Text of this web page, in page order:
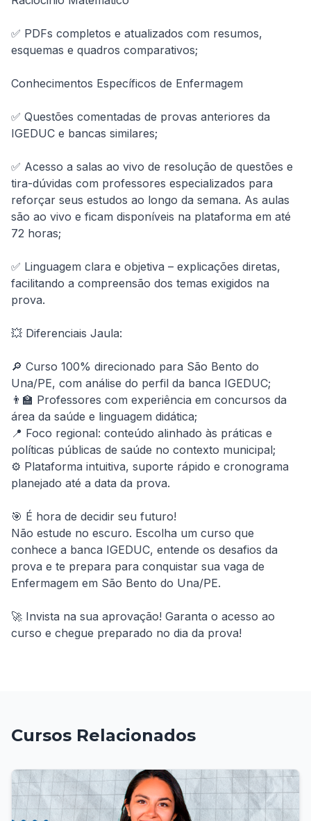
✅ PDFs completos e atualizados com resumos,
esquemas e quadros comparativos;
Conhecimentos Específicos de Enfermagem
✅ Questões comentadas de provas anteriores da
IGEDUC e bancas similares;
✅ Acesso a salas ao vivo de resolução de questões e
tira-dúvidas com professores especializados para
reforçar seus estudos ao longo da semana. As aulas
são ao vivo e ficam disponíveis na plataforma em até
72 horas;
✅ Linguagem clara e objetiva – explicações diretas,
facilitando a compreensão dos temas exigidos na
prova.
💥 Diferenciais Jaula:
🔎 Curso 100% direcionado para São Bento do
Una/PE, com análise do perfil da banca IGEDUC;
👨‍🏫 Professores com experiência em concursos da
área da saúde e linguagem didática;
📍 Foco regional: conteúdo alinhado às práticas e
políticas públicas de saúde no contexto municipal;
⚙️ Plataforma intuitiva, suporte rápido e cronograma
planejado até a data da prova.
🎯 É hora de decidir seu futuro!
Não estude no escuro. Escolha um curso que
conhece a banca IGEDUC, entende os desafios da
prova e te prepara para conquistar sua vaga de
Enfermagem em São Bento do Una/PE.
🚀 Invista na sua aprovação! Garanta o acesso ao
curso e chegue preparado no dia da prova!
Cursos Relacionados